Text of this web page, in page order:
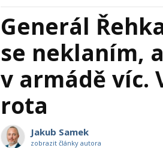
Generál
se neklaním,
v armádě víc.
rota
Jakub Samek
zobrazit články autora